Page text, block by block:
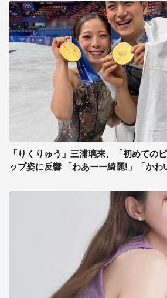
「りくりゅう」三浦璃来、「初めての
ップ姿に反響 「わあーー綺麗!」「かわ